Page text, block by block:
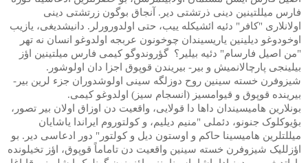
فارس میللتینین دینی ذرتشتی دیر. آنجاق بوگون زرتشتی دینی
اولانلاری "کافر" دئیه ائشیکله ییب، حتی اولدورورلر. دانیشدیغی، یازیب
اوخودوغو دیلینین یاریسیندان چوخونون عربجه اولدوغو انسان نه تهر
"من اصیل فارسام" دئیه بیلیر؟ گؤروندوگو کیمی فارس میلتینین اؤز
بیلینجی پارچالانمیش و بیر- بیریندن قوپوق اجزا دان اولوشور.
شیزوفرن خسته سینین روح دوزلگه سینی اولوشدوران جزء لرین بیر-
بیرینده قوپوق و قیوامسیز (انسجام سیز) اولدوغو کیمی.
بونلارین هامیسیندان داها دا قولایی، واقعیت دن اوزاق اولان بیر تصور،
بؤیوکلوک جنونو، دئملی "منیم دیلیم، و کولتوروم ایراندا یاشایان
میللتلرین هامیسینا حاکم و اوستون دیل و کولتور" دور ادعاسی دیر. بو
اؤزللیک شیزوفرن خسته سینین واقعیت دن تاماماً قوپوق، اؤز تخیلونده